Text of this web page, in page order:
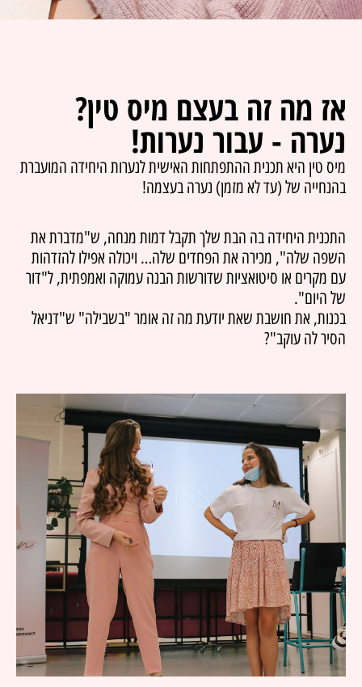
אז מה זה בעצם מיס טין?
נערה - עבור נערות!
מיס טין היא תכנית ההתפתחות האישית לנערות היחידה המועברת
בהנחייה של (עד לא מזמן) נערה בעצמה!
התכנית היחידה בה הבת שלך תקבל דמות מנחה, ש"מדברת את
השפה שלה", מכירה את הפחדים שלה… ויכולה אפילו להזדהות
עם מקרים או סיטואציות שדורשות הבנה עמוקה ואמפתית, ל"דור
של היום".
בכנות, את חושבת שאת יודעת מה זה אומר "בשבילה" ש"דניאל
הסיר לה עוקב"?